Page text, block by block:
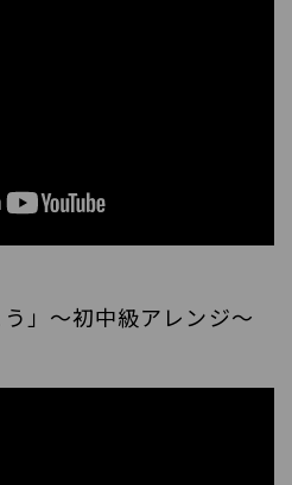
」～初中級アレンジ～